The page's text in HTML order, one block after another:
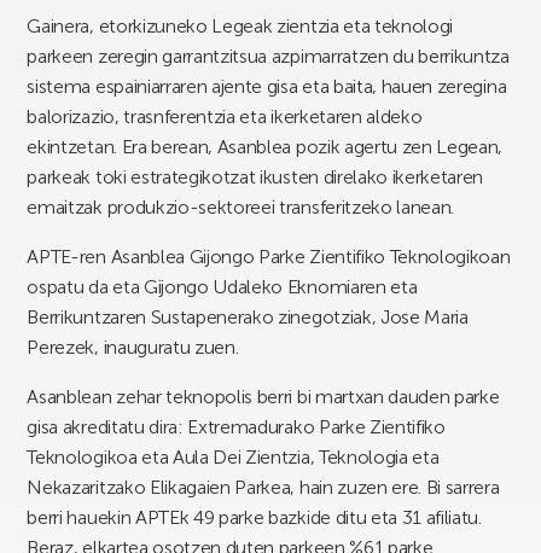
Gainera, etorkizuneko Legeak zientzia eta teknologi
parkeen zeregin garrantzitsua azpimarratzen du berrikuntza
sistema espainiarraren ajente gisa eta baita, hauen zeregina
balorizazio, trasnferentzia eta ikerketaren aldeko
ekintzetan. Era berean, Asanblea pozik agertu zen Legean,
parkeak toki estrategikotzat ikusten direlako ikerketaren
emaitzak produkzio-sektoreei transferitzeko lanean.
APTE-ren Asanblea Gijongo Parke Zientifiko Teknologikoan
ospatu da eta Gijongo Udaleko Eknomiaren eta
Berrikuntzaren Sustapenerako zinegotziak, Jose Maria
Perezek, inauguratu zuen.
Asanblean zehar teknopolis berri bi martxan dauden parke
gisa akreditatu dira: Extremadurako Parke Zientifiko
Teknologikoa eta Aula Dei Zientzia, Teknologia eta
Nekazaritzako Elikagaien Parkea, hain zuzen ere. Bi sarrera
berri hauekin APTEk 49 parke bazkide ditu eta 31 afiliatu.
Beraz, elkartea osotzen duten parkeen %61 parke